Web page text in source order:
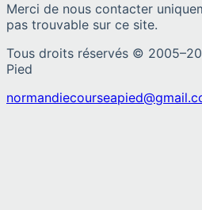
Merci de nous contacter
pas trouvable sur ce site.
Tous droits réservés © 2005–
Pied